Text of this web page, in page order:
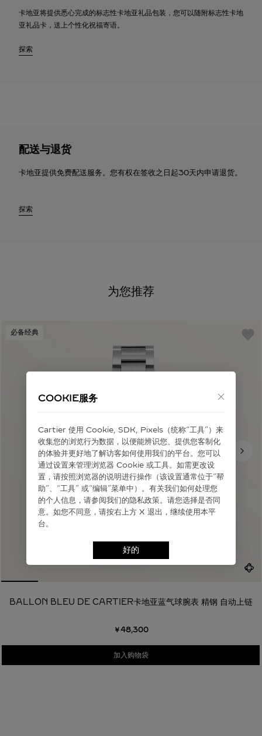
卡地亚将提供悉心完成的标志性卡地亚礼品包装，您可以随附标志性卡地
亚礼品卡，送上个性化祝福寄语。
探索
配送与退货
卡地亚提供免费配送服务。您有权在签收之日起30天内申请退货。
探索
为您推荐
BALLON BLEU DE CARTIER卡地亚蓝气球腕表 精钢 自动上链
￥48,300
加入购物袋
必备经典
COOKIE服务
Cartier 使⽤ Cookie, SDK, Pixels（统称“⼯具”）来
收集您的浏览⾏为数据，以便能辨识您、提供您客制化
的体验并更好地了解访客如何使⽤我们的平台。您可以
通过设置来管理浏览器 Cookie 或⼯具。如需更改设
置，请按照浏览器的说明进⾏操作（该设置通常位于“帮
助”、“⼯具” 或“编辑”菜单中）。有关我们如何处理您
的个⼈信息，请参阅我们的隐私政策。请您选择是否同
意。如您不同意，请按右上⽅ X 退出，继续使⽤本平
台。
好的